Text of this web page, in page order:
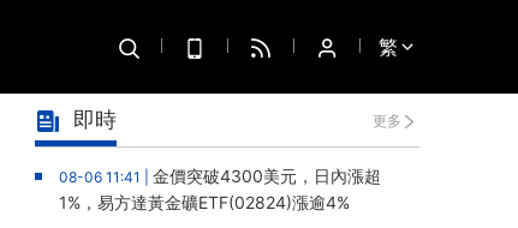
繁
即時 更多
08-06 11:41 | 金價突破4300美元，日內漲超
1%，易方達黃金礦ETF(02824)漲逾4%